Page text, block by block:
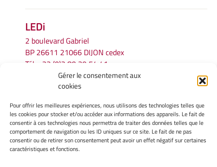
Gérer le consentement aux
cookies
Pour offrir les meilleures expériences, nous utilisons des technologies telles que
les cookies pour stocker et/ou accéder aux informations des appareils. Le fait de
consentir à ces technologies nous permettra de traiter des données telles que le
comportement de navigation ou les ID uniques sur ce site. Le fait de ne pas
consentir ou de retirer son consentement peut avoir un effet négatif sur certaines
caractéristiques et fonctions.
LEDi
2 boulevard Gabriel
BP 26611 21066 DIJON cedex
Tél.
+33 (0)3 80 39 54 41
secretariat.ledi@u-bourgogne.fr
INFORMATIONS LÉGALES
Mentions légales
Gérer mes cookies
Politique de cookies